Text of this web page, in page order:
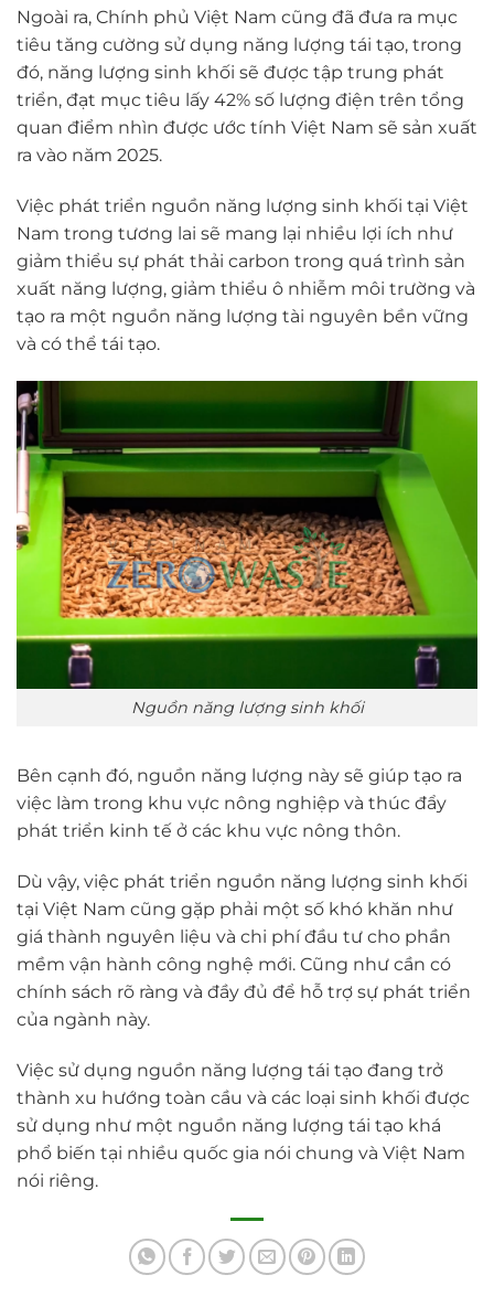
Ngoài ra, Chính phủ Việt Nam cũng đã đưa ra mục
tiêu tăng cường sử dụng năng lượng tái tạo, trong
đó, năng lượng sinh khối sẽ được tập trung phát
triển, đạt mục tiêu lấy 42% số lượng điện trên tổng
quan điểm nhìn được ước tính Việt Nam sẽ sản xuất
ra vào năm 2025.
Việc phát triển nguồn năng lượng sinh khối tại Việt
Nam trong tương lai sẽ mang lại nhiều lợi ích như
giảm thiểu sự phát thải carbon trong quá trình sản
xuất năng lượng, giảm thiểu ô nhiễm môi trường và
tạo ra một nguồn năng lượng tài nguyên bền vững
và có thể tái tạo.
Nguồn năng lượng sinh khối
Bên cạnh đó, nguồn năng lượng này sẽ giúp tạo ra
việc làm trong khu vực nông nghiệp và thúc đẩy
phát triển kinh tế ở các khu vực nông thôn.
Dù vậy, việc phát triển nguồn năng lượng sinh khối
tại Việt Nam cũng gặp phải một số khó khăn như
giá thành nguyên liệu và chi phí đầu tư cho phần
mềm vận hành công nghệ mới. Cũng như cần có
chính sách rõ ràng và đầy đủ để hỗ trợ sự phát triển
của ngành này.
Việc sử dụng nguồn năng lượng tái tạo đang trở
thành xu hướng toàn cầu và các loại sinh khối được
sử dụng như một nguồn năng lượng tái tạo khá
phổ biến tại nhiều quốc gia nói chung và Việt Nam
nói riêng.